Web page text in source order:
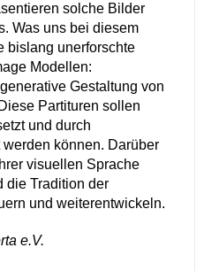
solche Bilder
Was uns bei diesem
bislang unerforschte
Modellen:
Gestaltung von
Partituren sollen
und durch
können. Darüber
visuellen Sprache
die Tradition der
und weiterentwickeln.
e.V.